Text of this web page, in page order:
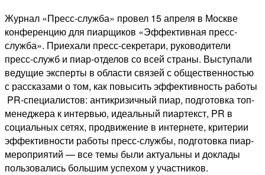
Журнал «Пресс-служба» провел 15 апреля в Москве
конференцию для пиарщиков «Эффективная пресс-
служба». Приехали пресс-секретари, руководители
пресс-служб и пиар-отделов со всей страны. Выступали
ведущие эксперты в области связей с общественностью
с рассказами о том, как повысить эффективность работы
PR-специалистов: антикризичный пиар, подготовка топ-
менеджера к интервью, идеальный пиартекст, PR в
социальных сетях, продвижение в интернете, критерии
эффективности работы пресс-службы, подготовка пиар-
мероприятий — все темы были актуальны и доклады
пользовались большим успехом у участников.